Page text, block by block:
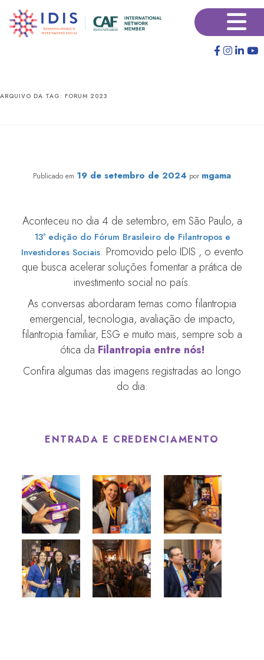
para
para
×
ARQUIVO DA TAG: FORUM 2023
Publicado em 19 de setembro de 2024 por mgama
Aconteceu no dia 4 de setembro, em São Paulo, a
13ª edição do Fórum Brasileiro de Filantropos e
Investidores Sociais. Promovido pelo IDIS , o evento
que busca acelerar soluções fomentar a prática de
investimento social no país.
As conversas abordaram temas como filantropia
emergencial, tecnologia, avaliação de impacto,
filantropia familiar, ESG e muito mais, sempre sob a
ótica da Filantropia entre nós!
Confira algumas das imagens registradas ao longo
do dia:
ENTRADA E CREDENCIAMENTO